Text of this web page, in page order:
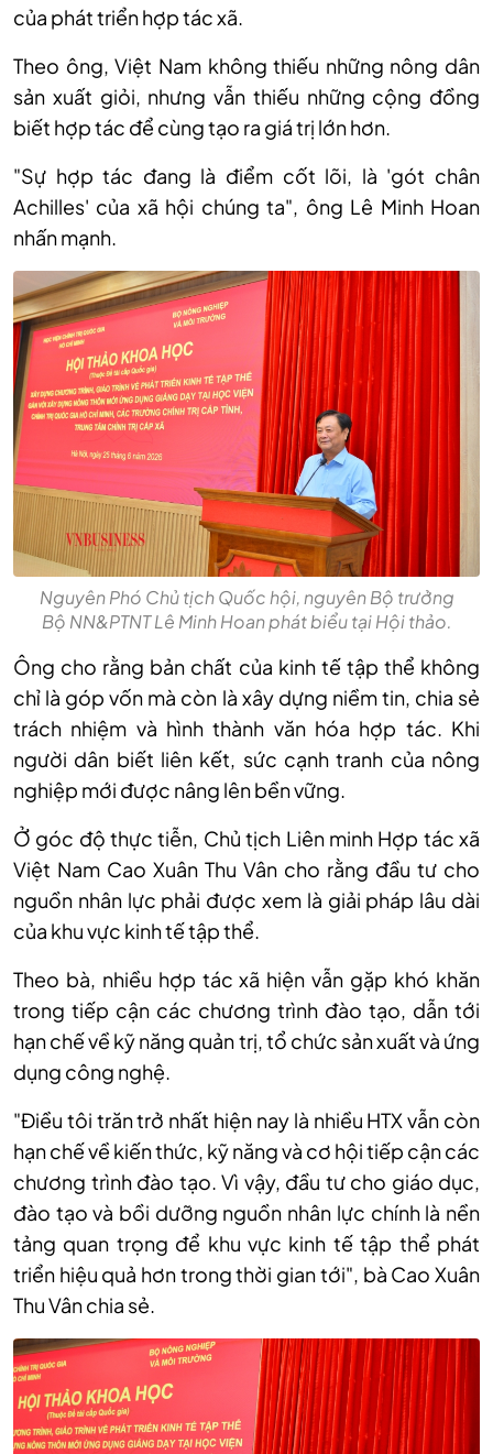
của phát triển hợp tác xã.
Theo ông, Việt Nam không thiếu những nông dân
sản xuất giỏi, nhưng vẫn thiếu những cộng đồng
biết hợp tác để cùng tạo ra giá trị lớn hơn.
"Sự hợp tác đang là điểm cốt lõi, là 'gót chân
Achilles' của xã hội chúng ta", ông Lê Minh Hoan
nhấn mạnh.
Nguyên Phó Chủ tịch Quốc hội, nguyên Bộ trưởng
Bộ NN&PTNT Lê Minh Hoan phát biểu tại Hội thảo.
Ông cho rằng bản chất của kinh tế tập thể không
chỉ là góp vốn mà còn là xây dựng niềm tin, chia sẻ
trách nhiệm và hình thành văn hóa hợp tác. Khi
người dân biết liên kết, sức cạnh tranh của nông
nghiệp mới được nâng lên bền vững.
Ở góc độ thực tiễn, Chủ tịch Liên minh Hợp tác xã
Việt Nam Cao Xuân Thu Vân cho rằng đầu tư cho
nguồn nhân lực phải được xem là giải pháp lâu dài
của khu vực kinh tế tập thể.
Theo bà, nhiều hợp tác xã hiện vẫn gặp khó khăn
trong tiếp cận các chương trình đào tạo, dẫn tới
hạn chế về kỹ năng quản trị, tổ chức sản xuất và ứng
dụng công nghệ.
"Điều tôi trăn trở nhất hiện nay là nhiều HTX vẫn còn
hạn chế về kiến thức, kỹ năng và cơ hội tiếp cận các
chương trình đào tạo. Vì vậy, đầu tư cho giáo dục,
đào tạo và bồi dưỡng nguồn nhân lực chính là nền
tảng quan trọng để khu vực kinh tế tập thể phát
triển hiệu quả hơn trong thời gian tới", bà Cao Xuân
Thu Vân chia sẻ.